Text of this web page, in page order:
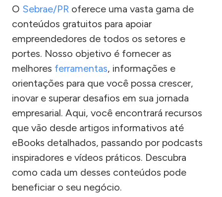
O Sebrae/PR oferece uma vasta gama de
conteúdos gratuitos para apoiar
empreendedores de todos os setores e
portes. Nosso objetivo é fornecer as
melhores ferramentas, informações e
orientações para que você possa crescer,
inovar e superar desafios em sua jornada
empresarial. Aqui, você encontrará recursos
que vão desde artigos informativos até
eBooks detalhados, passando por podcasts
inspiradores e vídeos práticos. Descubra
como cada um desses conteúdos pode
beneficiar o seu negócio.